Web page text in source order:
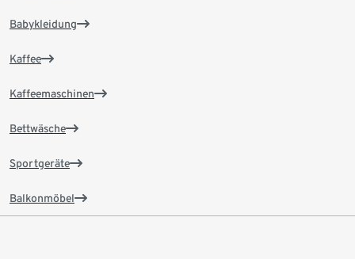
Babykleidung
Kaffee
Kaffeemaschinen
Bettwäsche
Sportgeräte
Balkonmöbel